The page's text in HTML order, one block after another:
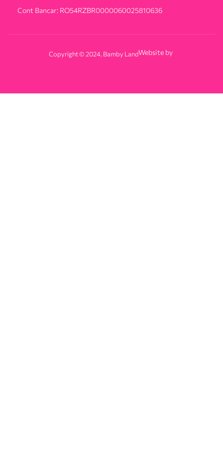
Cont Bancar: RO54RZBR0000060025810636
Copyright © 2024. Bamby LandWebsite by